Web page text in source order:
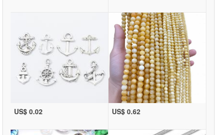
US$ 0.02 US$ 0.62